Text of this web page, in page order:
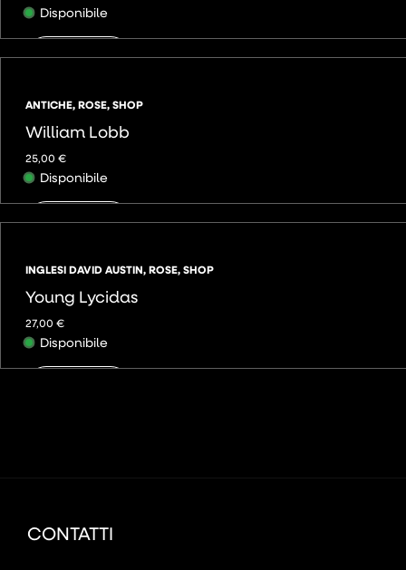
Disponibile
AGGIUNGI
ANTICHE,ROSE,SHOP
William Lobb
25,00 €
Disponibile
AGGIUNGI
INGLESI DAVID AUSTIN,ROSE,SHOP
Young Lycidas
27,00 €
Disponibile
CONTATTI